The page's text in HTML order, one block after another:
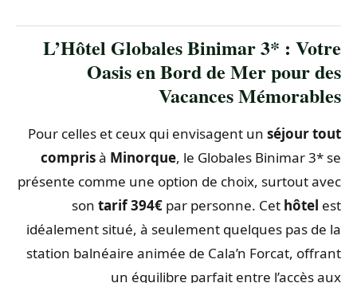
L’Hôtel Globales Binimar 3* : Votre
Oasis en Bord de Mer pour des
Vacances Mémorables
Pour celles et ceux qui envisagent unséjour tout
comprisàMinorque , le Globales Binimar 3* se
présente comme une option de choix, surtout avec
sontarif 394€ par personne. Cethôtel est
idéalement situé, à seulement quelques pas de la
station balnéaire animée de Cala’n Forcat, offrant
un équilibre parfait entre l’accès aux